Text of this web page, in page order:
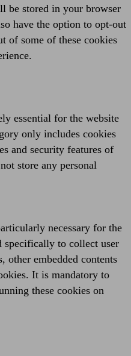
be stored in your browser
have the option to opt-out
of some of these cookies
essential for the website
only includes cookies
and security features of
store any personal
necessary for the
specifically to collect user
other embedded contents
It is mandatory to
these cookies on